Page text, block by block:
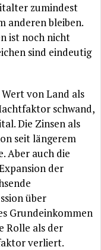
zumindest
anderen bleiben.
ist noch nicht
sind eindeutig
von Land als
schwand,
Die Zinsen als
seitlängerem
Aber auch die
der
über
Grundeinkommen
Rolle als der
verliert.